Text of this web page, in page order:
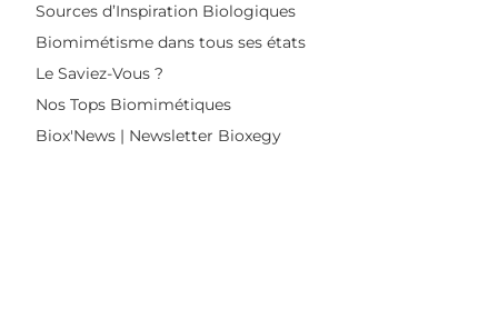
Sources d’Inspiration Biologiques
Biomimétisme dans tous ses états
Le Saviez-Vous ?
Nos Tops Biomimétiques
Biox'News | Newsletter Bioxegy